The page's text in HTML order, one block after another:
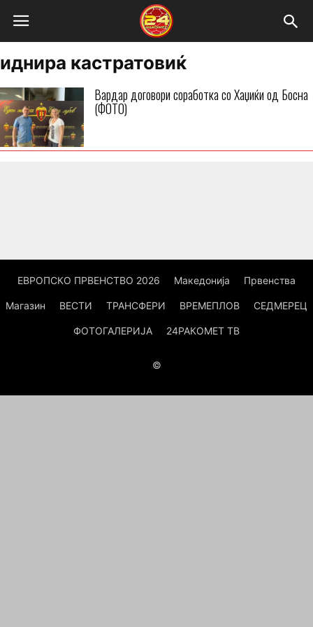
иднира кастратовиќ
Вардар договори соработка со Хаџиќи од Босна
(ФОТО)
ЕВРОПСКО ПРВЕНСТВО 2026 Македонија Првенства
Магазин ВЕСТИ ТРАНСФЕРИ ВРЕМЕПЛОВ СЕДМЕРЕЦ
ФОТОГАЛЕРИЈА 24РАКОМЕТ ТВ
©